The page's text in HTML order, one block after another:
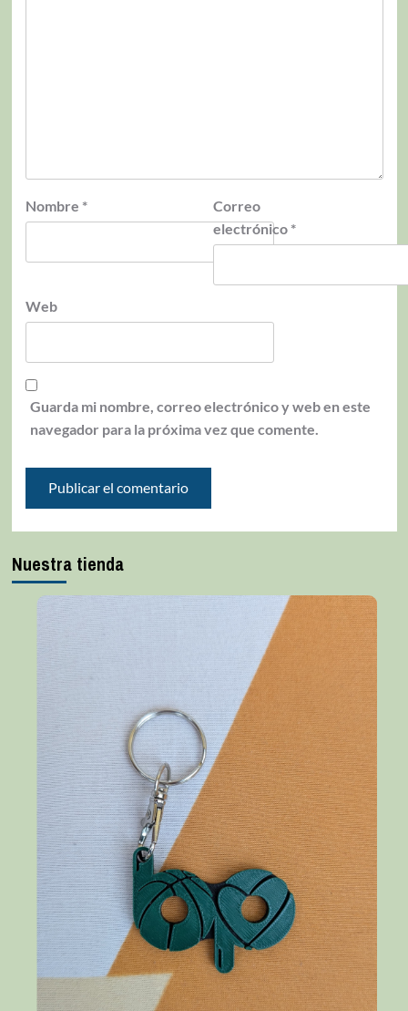
Nombre *
Correo
electrónico *
Web
Guarda mi nombre, correo electrónico y web en este
navegador para la próxima vez que comente.
Nuestra tienda